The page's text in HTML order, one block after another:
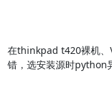
在thinkpad t420裸机
错，选安装源时python